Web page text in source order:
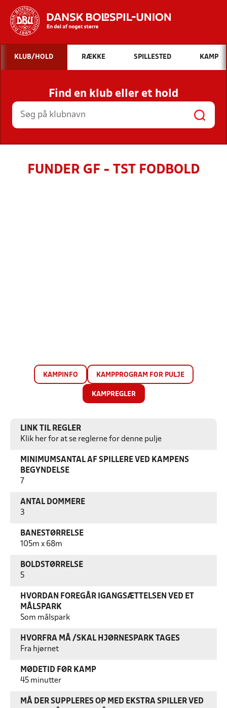
Hvad vil du søge efter?
INDHOLD OG NYHEDER
STILLINGER, RESULTATER, KLUBBER OG
HOLD
KLUB/HOLD RÆKKE SPILLESTED KAMP
Find en klub eller et hold
FUNDER GF - TST FODBOLD
KAMPINFO KAMPPROGRAM FOR PULJE
KAMPREGLER
LINK TIL REGLER
Klik her for at se reglerne for denne pulje
MINIMUMSANTAL AF SPILLERE VED KAMPENS
BEGYNDELSE
7
ANTAL DOMMERE
3
BANESTØRRELSE
105m x 68m
BOLDSTØRRELSE
5
HVORDAN FOREGÅR IGANGSÆTTELSEN VED ET
MÅLSPARK
Som målspark
HVORFRA MÅ /SKAL HJØRNESPARK TAGES
Fra hjørnet
MØDETID FØR KAMP
45 minutter
MÅ DER SUPPLERES OP MED EKSTRA SPILLER VED